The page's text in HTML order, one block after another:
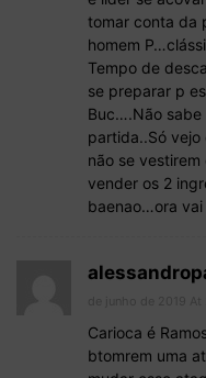
tomar conta da
homem
Tempo de
se preparar p
Buc….Não sabe
partida..Só
não se
vender os 2
baenao…ora
Carioca é
btomrem uma